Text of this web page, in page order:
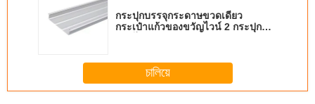
properly!""The Pico 4's visual clarity is fantastic
once you dial in the IPD correctly. The manual
during long sessions. Highly r
กระปุกบรรจุกระดาษขวดเดียว
กระเป๋าแก้วของขวัญไวน์ 2 กระปุก
চালিয়ে